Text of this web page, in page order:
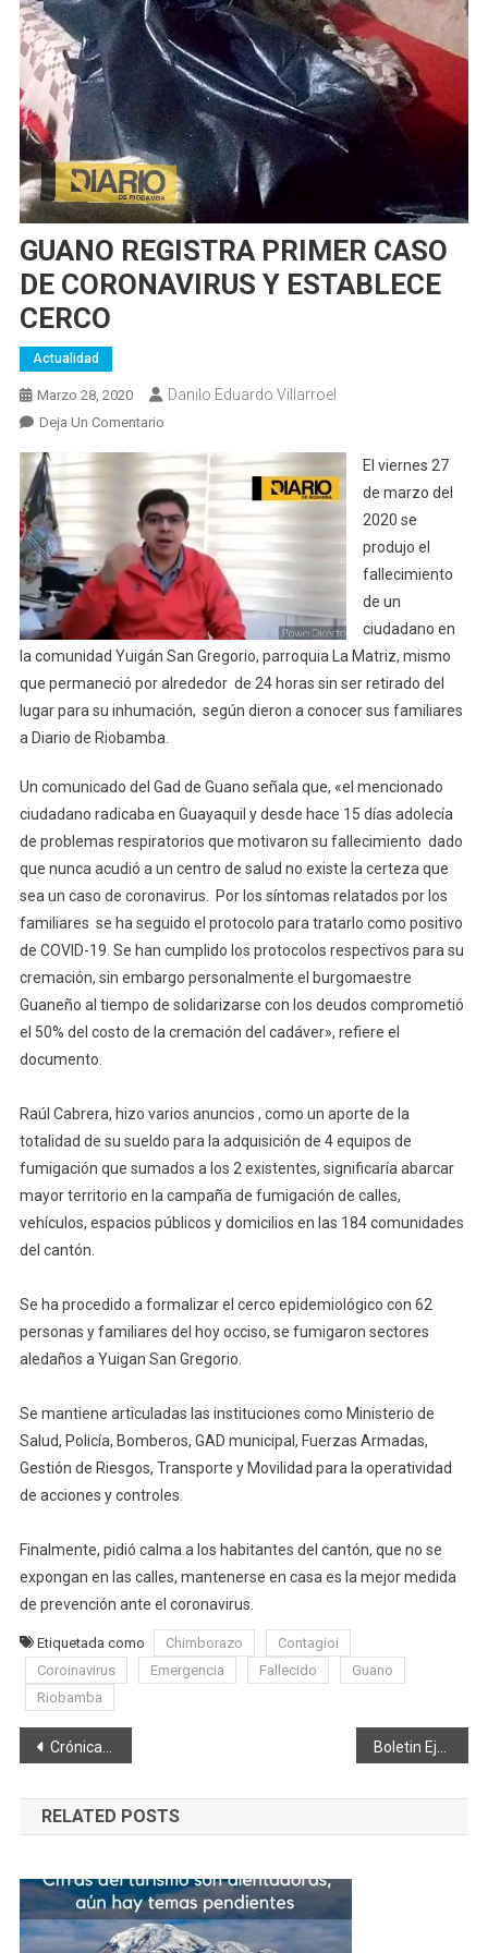
GUANO REGISTRA PRIMER CASO
DE CORONAVIRUS Y ESTABLECE
CERCO
Actualidad
Marzo 28, 2020 Danilo Eduardo Villarroel
Deja Un ComentarioEn
REGISTRA
PRIMER
CASO
DE
CORONAVIRUS
Y
ESTABLECE
CERCO
El viernes 27
de marzo del
2020 se
produjo el
fallecimiento
de un
ciudadano en
la comunidad Yuigán San Gregorio, parroquia La Matriz, mismo
que permaneció por alrededor de 24 horas sin ser retirado del
lugar para su inhumación, según dieron a conocer sus familiares
a Diario de Riobamba.
Un comunicado del Gad de Guano señala que, «el mencionado
ciudadano radicaba en Guayaquil y desde hace 15 días adolecía
de problemas respiratorios que motivaron su fallecimiento dado
que nunca acudió a un centro de salud no existe la certeza que
sea un caso de coronavirus. Por los síntomas relatados por los
familiares se ha seguido el protocolo para tratarlo como positivo
de COVID-19. Se han cumplido los protocolos respectivos para su
cremación, sin embargo personalmente el burgomaestre
Guaneño al tiempo de solidarizarse con los deudos comprometió
el 50% del costo de la cremación del cadáver», refiere el
documento.
Raúl Cabrera, hizo varios anuncios , como un aporte de la
totalidad de su sueldo para la adquisición de 4 equipos de
fumigación que sumados a los 2 existentes, significaría abarcar
mayor territorio en la campaña de fumigación de calles,
vehículos, espacios públicos y domicilios en las 184 comunidades
del cantón.
Se ha procedido a formalizar el cerco epidemiológico con 62
personas y familiares del hoy occiso, se fumigaron sectores
aledaños a Yuigan San Gregorio.
Se mantiene articuladas las instituciones como Ministerio de
Salud, Policía, Bomberos, GAD municipal, Fuerzas Armadas,
Gestión de Riesgos, Transporte y Movilidad para la operatividad
de acciones y controles.
Finalmente, pidió calma a los habitantes del cantón, que no se
expongan en las calles, mantenerse en casa es la mejor medida
de prevención ante el coronavirus.
Etiquetada como Chimborazo
Contagioi
Coroinavirus
Emergencia Fallecido
Guano
Riobamba
Navegación
de
entradas
Crónica del Día: ¡Dos uniformes y un corazón gigante! By Marcelo Jijón Paredes Boletin Ejecutivo Digital del Diario de Riobamba 29.03.2020
RELATED POSTS